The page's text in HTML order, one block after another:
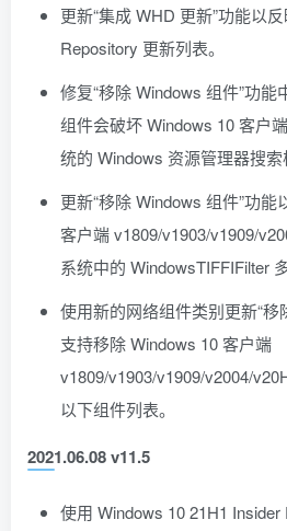
更新“集成 WHD 更新”功能以
Repository 更新列表。
修复“移除 Windows 组件”功
组件会破坏 Windows 10 客户
统的 Windows 资源管理器搜索
更新“移除 Windows 组件”功
客户端 v1809/v1903/v1909/
系统中的 WindowsTIFFIFilter
使用新的网络组件类别更新“移
支持移除 Windows 10 客户端
v1809/v1903/v1909/v2004/
以下组件列表。
2021.06.08 v11.5
使用 Windows 10 21H1 Insider